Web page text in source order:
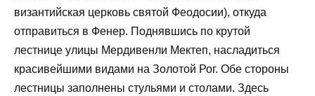
византийская церковь святой Феодосии), откуда
отправиться в Фенер. Поднявшись по крутой
лестнице улицы Мердивенли Мектеп, насладиться
красивейшими видами на Золотой Рог. Обе стороны
лестницы заполнены стульями и столами. Здесь